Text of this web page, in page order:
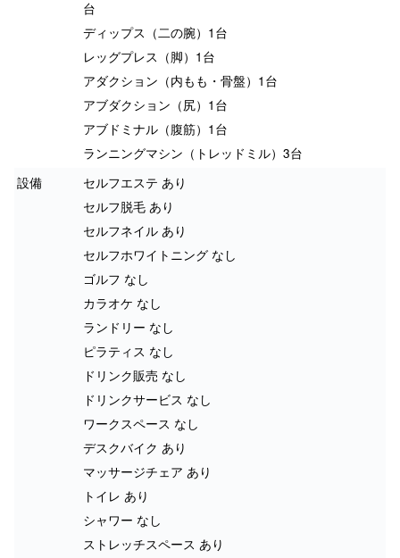
台
ディップス（二の腕）1台
レッグプレス（脚）1台
アダクション（内もも・骨盤）1台
アブダクション（尻）1台
アブドミナル（腹筋）1台
ランニングマシン（トレッドミル）3台
設備
セルフエステ あり
セルフ脱毛 あり
セルフネイル あり
セルフホワイトニング なし
ゴルフ なし
カラオケ なし
ランドリー なし
ピラティス なし
ドリンク販売 なし
ドリンクサービス なし
ワークスペース なし
デスクバイク あり
マッサージチェア あり
トイレ あり
シャワー なし
ストレッチスペース あり